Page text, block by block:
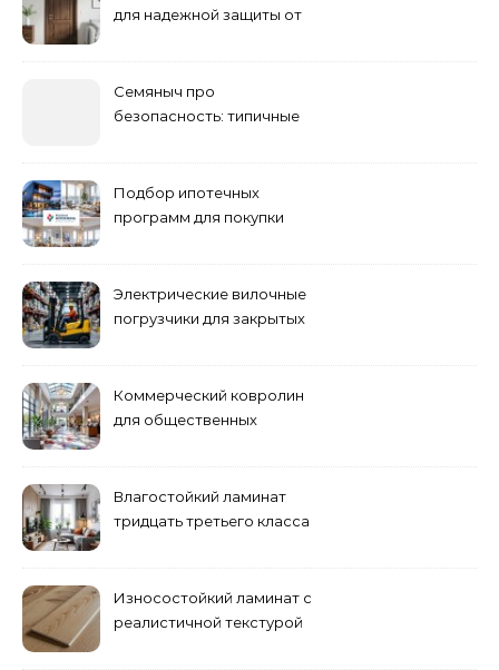
для надежной защиты от
Семяныч про
безопасность: типичные
Подбор ипотечных
программ для покупки
Электрические вилочные
погрузчики для закрытых
Коммерческий ковролин
для общественных
Влагостойкий ламинат
тридцать третьего класса
Износостойкий ламинат с
реалистичной текстурой